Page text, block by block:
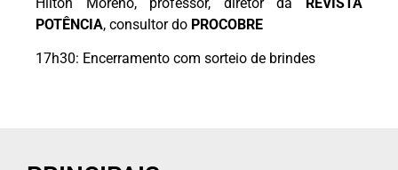
POTÊNCIA, consultor do PROCOBRE
17h30: Encerramento com sorteio de brindes